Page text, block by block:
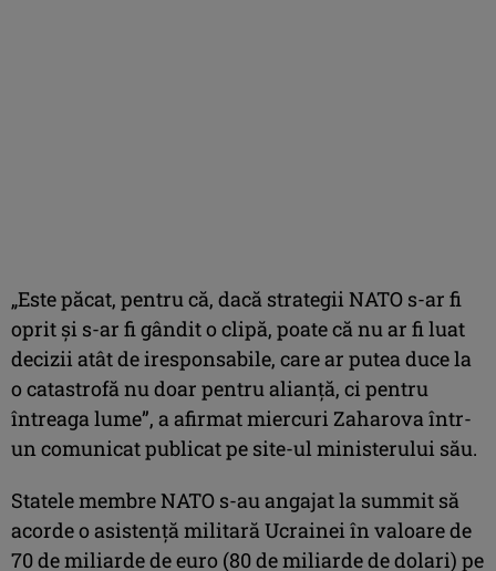
„Este păcat, pentru că, dacă strategii NATO s-ar fi
oprit şi s-ar fi gândit o clipă, poate că nu ar fi luat
decizii atât de iresponsabile, care ar putea duce la
o catastrofă nu doar pentru alianţă, ci pentru
întreaga lume”, a afirmat miercuri Zaharova într-
un comunicat publicat pe site-ul ministerului său.
Statele membre NATO s-au angajat la summit să
acorde o asistenţă militară Ucrainei în valoare de
70 de miliarde de euro (80 de miliarde de dolari) pe